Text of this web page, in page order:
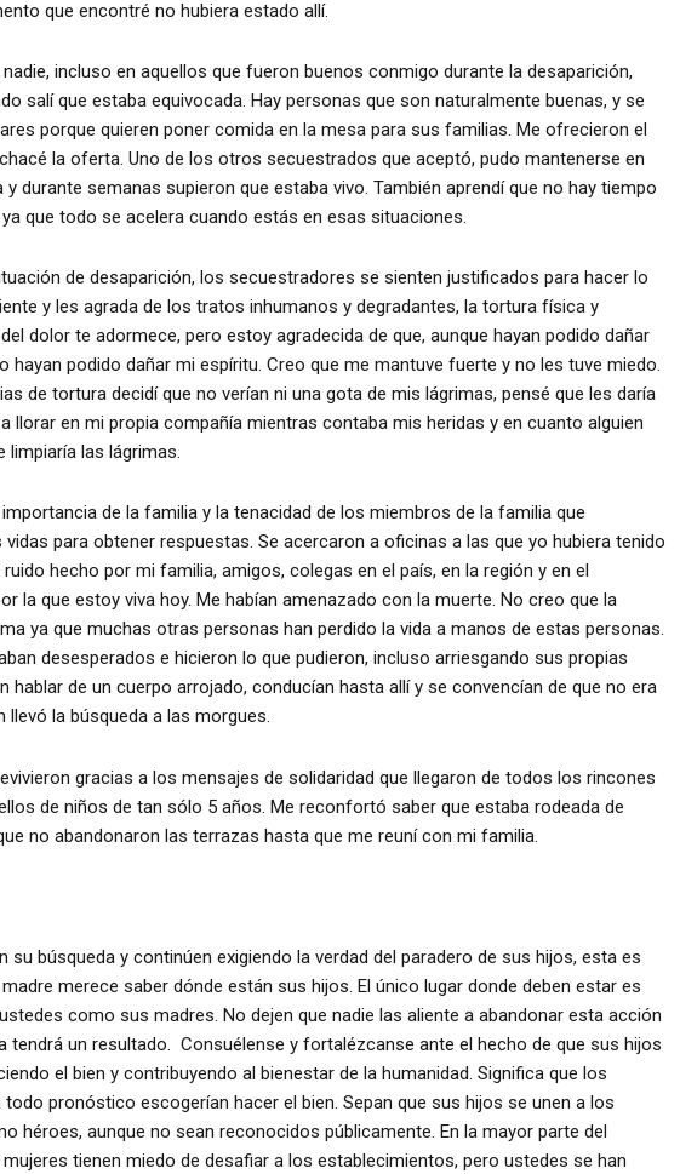
que encontré no hubiera estado allí.
incluso en aquellos que fueron buenos conmigo durante la desaparición,
salí que estaba equivocada. Hay personas que son naturalmente buenas, y se
porque quieren poner comida en la mesa para sus familias. Me ofrecieron el
la oferta. Uno de los otros secuestrados que aceptó, pudo mantenerse en
durante semanas supieron que estaba vivo. También aprendí que no hay tiempo
que todo se acelera cuando estás en esas situaciones.
de desaparición, los secuestradores se sienten justificados para hacer lo
y les agrada de los tratos inhumanos y degradantes, la tortura física y
dolor te adormece, pero estoy agradecida de que, aunque hayan podido dañar
hayan podido dañar mi espíritu. Creo que me mantuve fuerte y no les tuve miedo.
de tortura decidí que no verían ni una gota de mis lágrimas, pensé que les daría
llorar en mi propia compañía mientras contaba mis heridas y en cuanto alguien
limpiaría las lágrimas.
de la familia y la tenacidad de los miembros de la familia que
para obtener respuestas. Se acercaron a oficinas a las que yo hubiera tenido
hecho por mi familia, amigos, colegas en el país, en la región y en el
la que estoy viva hoy. Me habían amenazado con la muerte. No creo que la
ya que muchas otras personas han perdido la vida a manos de estas personas.
desesperados e hicieron lo que pudieron, incluso arriesgando sus propias
hablar de un cuerpo arrojado, conducían hasta allí y se convencían de que no era
llevó la búsqueda a las morgues.
gracias a los mensajes de solidaridad que llegaron de todos los rincones
de niños de tan sólo 5 años. Me reconfortó saber que estaba rodeada de
no abandonaron las terrazas hasta que me reuní con mi familia.
su búsqueda y continúen exigiendo la verdad del paradero de sus hijos, esta es
merece saber dónde están sus hijos. El único lugar donde deben estar es
como sus madres. No dejen que nadie las aliente a abandonar esta acción
tendrá un resultado. Consuélense y fortalézcanse ante el hecho de que sus hijos
el bien y contribuyendo al bienestar de la humanidad. Significa que los
pronóstico escogerían hacer el bien. Sepan que sus hijos se unen a los
héroes, aunque no sean reconocidos públicamente. En la mayor parte del
tienen miedo de desafiar a los establecimientos, pero ustedes se han